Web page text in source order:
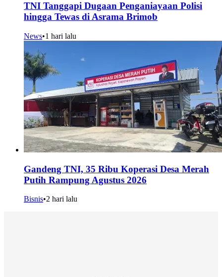
TNI Tanggapi Dugaan Penganiayaan Polisi
hingga Tewas di Asrama Brimob
News•1 hari lalu
Gandeng TNI, 35 Ribu Koperasi Desa Merah
Putih Rampung Agustus 2026
Bisnis•2 hari lalu